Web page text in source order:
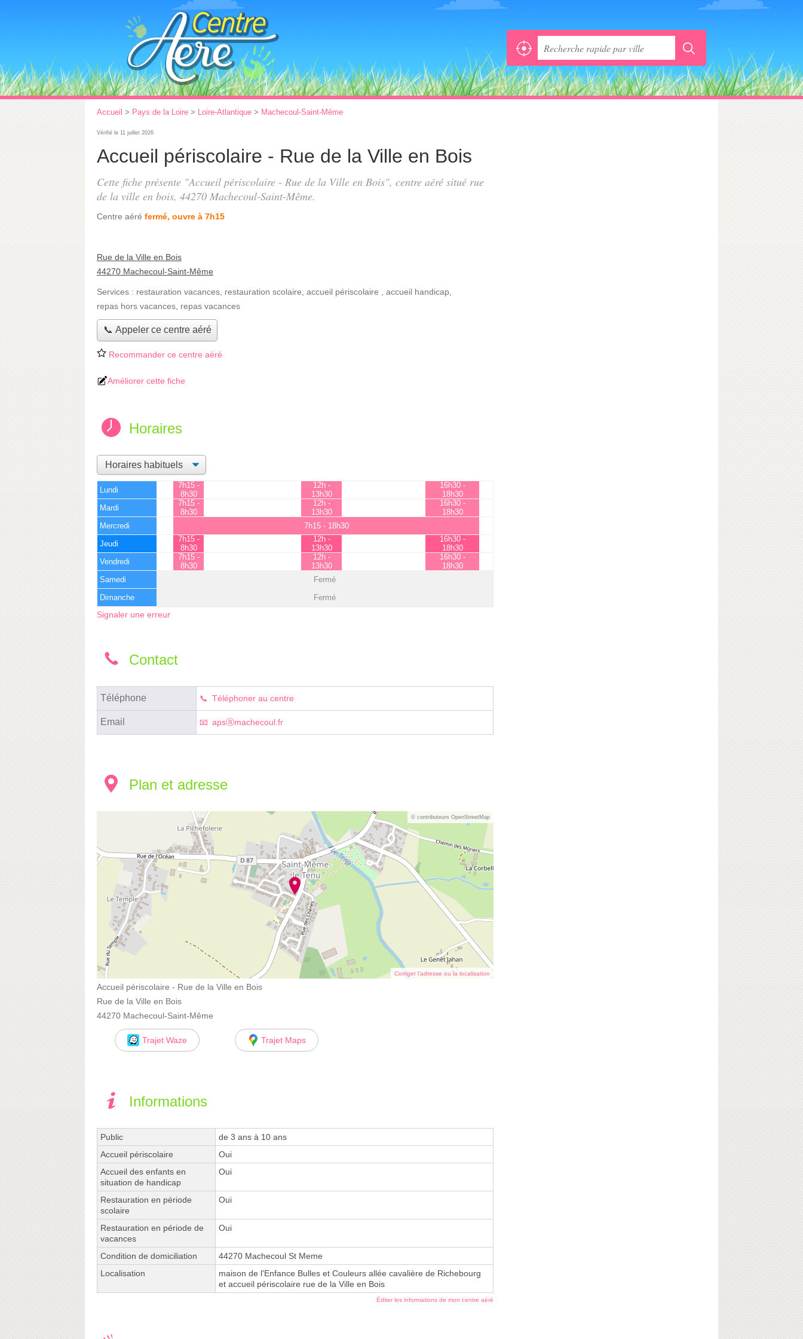
Accueil > Pays de la Loire > Loire-Atlantique > Machecoul-Saint-Même
Vérifié le 11 juillet 2026
Accueil périscolaire - Rue de la Ville en Bois
Cette fiche présente "Accueil périscolaire - Rue de la Ville en Bois", centre aéré situé rue
de la ville en bois, 44270 Machecoul-Saint-Même.
Centre aéré fermé, ouvre à 7h15
Rue de la Ville en Bois
44270 Machecoul-Saint-Même
Services : restauration vacances restauration scolaire accueil périscolaire accueil handicap
repas hors vacances repas vacances
📞 Appeler ce centre aéré
Recommander ce centre aéré
Améliorer cette fiche
Horaires
Lundi
7h15 -
8h30
12h -
13h30
16h30 -
18h30
Mardi
7h15 -
8h30
12h -
13h30
16h30 -
18h30
Mercredi
7h15 - 18h30
Jeudi
7h15 -
8h30
12h -
13h30
16h30 -
18h30
Vendredi
7h15 -
8h30
12h -
13h30
16h30 -
18h30
Samedi
Fermé
Dimanche Fermé
Signaler une erreur
Contact
Téléphone Téléphoner au centre
Email apsⓐmachecoul.fr
Plan et adresse
© contributeurs OpenStreetMap
Corriger l’adresse ou la localisation
Accueil périscolaire - Rue de la Ville en Bois
Rue de la Ville en Bois
44270 Machecoul-Saint-Même
Trajet Waze Trajet Maps
Informations
Public
de 3 ans à 10 ans
Accueil périscolaire
Oui
Accueil des enfants en
situation de handicap
Oui
Restauration en période
scolaire
Oui
Restauration en période de
vacances
Oui
Condition de domiciliation
44270 Machecoul St Meme
Localisation
maison de l'Enfance Bulles et Couleurs allée cavalière de Richebourg
et accueil périscolaire rue de la Ville en Bois
Éditer les informations de mon centre aéré